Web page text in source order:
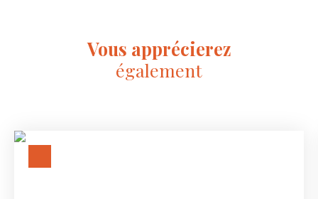
Vous apprécierez
également